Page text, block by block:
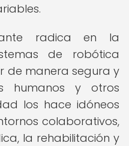
radica en la
de robótica
de manera segura y
humanos y otros
los hace idóneos
colaborativos,
la rehabilitación y